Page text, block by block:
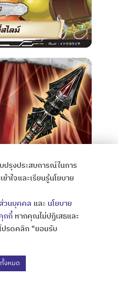
ปรุงประสบการณ์ในการ
าใจและเรียนรู้นโยบาย
วนบุคคล และ นโยบาย
กกี้หากคุณไม่ปฏิเสธและ
ปรดคลิก "ยอมรับ
งหมด